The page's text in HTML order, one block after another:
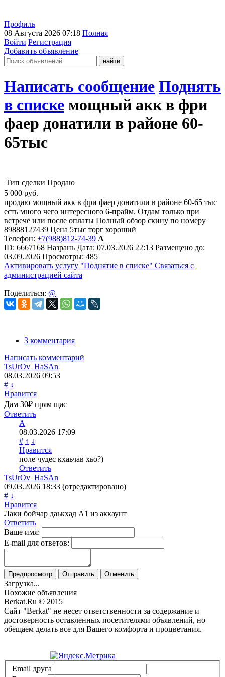
Профиль
08 Августа 2026 07:18 Полная
Войти Регистрация
Добавить объявление
Написать сообщение Поднять
в списке мощный акк в фри
фаер донатили в районе 60-
65тыс
Тип сделки Продаю
5 000 руб.
продаю мощный акк в фри фаер донатили в районе 60-65 тыс
есть много чего интересного 6-прайм. Отдам только при
встрече или после оплаты Полный обзор скину по номеру
89888127439 Цена 5тыс торг хороший
Телефон: +7(988)812-74-39 A
ID: 6667168 Назрань Дата: 07.03.2026 22:13 Размещено до:
03.09.2026 Просмотры: 485
Активировать услугу "Поднятие в списке" Связаться с
администрацией сайта
Поделиться: @
3 комментария
Написать комментарий
TsUrOv_HaSAn
08.03.2026 09:53
# ↓
Нравится
Дам 30₽ прям щас
Ответить
A
08.03.2026 17:09
# ↑ ↓
Нравится
поле чудес кхаьчав хьо?)
Ответить
TsUrOv_HaSAn
09.03.2026 18:33 (отредактировано)
# ↓
Нравится
Лаки бойчар даькхад А1 из аккаунт
Ответить
Ваше имя:
E-mail для ответов:
Предпросмотр Отправить Отменить
Загрузка...
Похожие объявления
Berkat.Ru © 2015
Сайт "Berkat" не несет ответственности за содержание и
достоверность оставленных посетителями объявлений, но
обещаем делать все для Вашего комфорта и процветания.
Email друга